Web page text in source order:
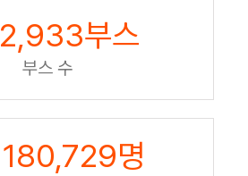
2,933부스
부스 수
180,729명